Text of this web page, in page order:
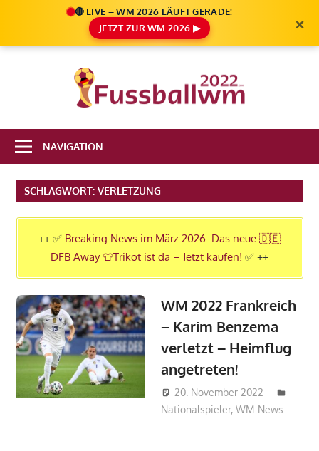
🔴 LIVE – WM 2026 LÄUFT GERADE!
JETZT ZUR WM 2026 ▶
×
2022
Infos
FIFA
Fußball
WM
NAVIGATION
SCHLAGWORT: VERLETZUNG
++ ✅ Breaking News im März 2026: Das neue 🇩🇪
DFB Away 👕Trikot ist da – Jetzt kaufen! ✅ ++
WM 2022 Frankreich
– Karim Benzema
verletzt – Heimflug
angetreten!
20. November 2022
Nationalspieler,WM-News